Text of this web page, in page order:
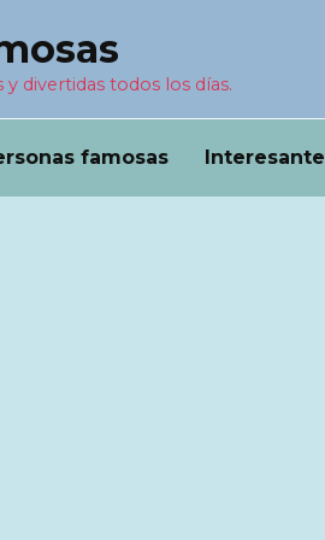
divertidas todos los días.
famosas Interesante